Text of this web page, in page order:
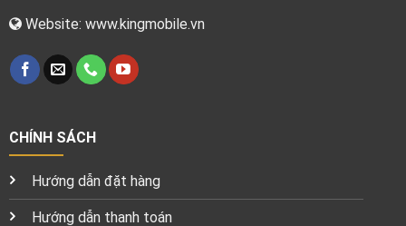
Website: www.kingmobile.vn
CHÍNH SÁCH
Hướng dẫn đặt hàng
Hướng dẫn thanh toán